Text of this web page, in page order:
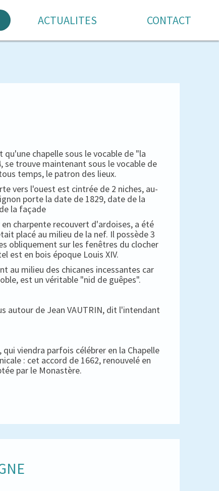
ACTUALITES CONTACT
qu'une chapelle sous le vocable de "la
se trouve maintenant sous le vocable de
temps, le patron des lieux.
vers l'ouest est cintrée de 2 niches, au-
porte la date de 1829, date de la
la façade
charpente recouvert d'ardoises, a été
placé au milieu de la nef. Il possède 3
obliquement sur les fenêtres du clocher
est en bois époque Louis XIV.
au milieu des chicanes incessantes car
est un véritable "nid de guêpes".
autour de Jean VAUTRIN, dit l'intendant
viendra parfois célébrer en la Chapelle
: cet accord de 1662, renouvelé en
par le Monastère.